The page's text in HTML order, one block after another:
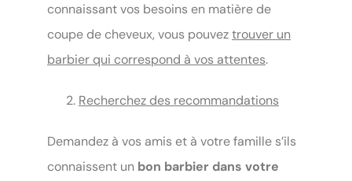
connaissant vos besoins en matière de
coupe de cheveux, vous pouveztrouver un
barbier qui correspond à vos attentes.
Recherchez des recommandations
Demandez à vos amis et à votre famille s’ils
connaissent un bon barbier dans votre